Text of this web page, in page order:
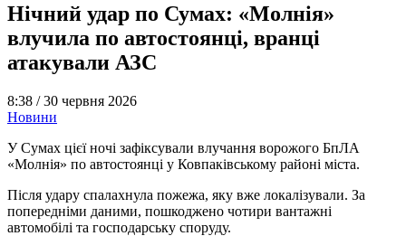
Нічний удар по Сумах: «Молнія»
влучила по автостоянці, вранці
атакували АЗС
8:38 /30 червня 2026
Новини
У Сумах цієї ночі зафіксували влучання ворожого БпЛА
«Молнія» по автостоянці у Ковпаківському районі міста.
Після удару спалахнула пожежа, яку вже локалізували. За
попередніми даними, пошкоджено чотири вантажні
автомобілі та господарську споруду.